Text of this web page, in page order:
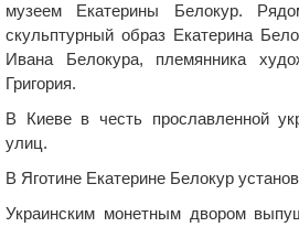
музеем Екатерины Белокур.
скульптурный образ Екатерина
Ивана Белокура, племянника
Григория.
В Киеве в честь прославленной
улиц.
В Яготине Екатерине Белокур
Украинским монетным двором